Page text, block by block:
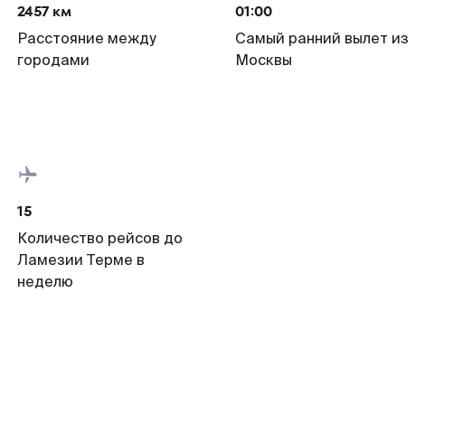
2457 км
Расстояние между
городами
01:00
Самый ранний вылет из
Москвы
15
Количество рейсов до
Ламезии Терме в
неделю